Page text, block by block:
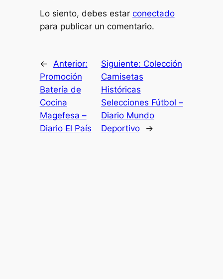
Lo siento, debes estar conectado
para publicar un comentario.
←
Anterior:
Promoción
Batería de
Cocina
Magefesa –
Diario El País
Siguiente: Colección
Camisetas
Históricas
Selecciones Fútbol –
Diario Mundo
Deportivo
→